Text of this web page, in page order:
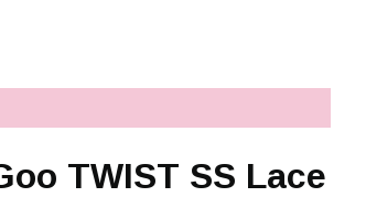
TWIST SS Lace